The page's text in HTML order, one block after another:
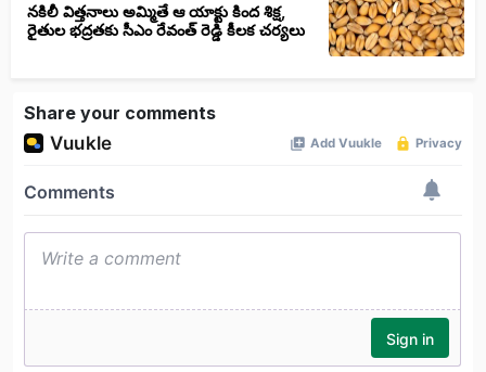
నకిలీ విత్తనాలు అమ్మితే ఆ యాక్టు కింద శిక్ష,
రైతుల భద్రతకు సీఎం రేవంత్ రెడ్డి కీలక చర్యలు
Share your comments